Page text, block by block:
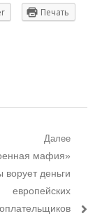
Печать
Далее
мафия»
ворует деньги
европейских